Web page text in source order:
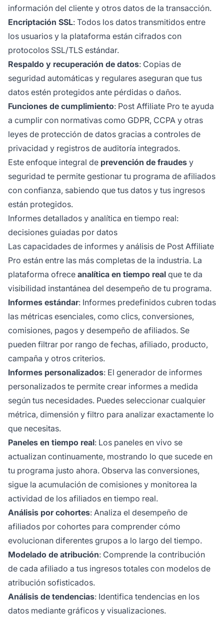
información del cliente y otros datos de la transacción.
Encriptación SSL: Todos los datos transmitidos entre
los usuarios y la plataforma están cifrados con
protocolos SSL/TLS estándar.
Respaldo y recuperación de datos: Copias de
seguridad automáticas y regulares aseguran que tus
datos estén protegidos ante pérdidas o daños.
Funciones de cumplimiento: Post Affiliate Pro te ayuda
a cumplir con normativas como GDPR, CCPA y otras
leyes de protección de datos gracias a controles de
privacidad y registros de auditoría integrados.
Este enfoque integral de prevención de fraudes y
seguridad te permite gestionar tu programa de afiliados
con confianza, sabiendo que tus datos y tus ingresos
están protegidos.
Informes detallados y analítica en tiempo real:
decisiones guiadas por datos
Las capacidades de informes y análisis de Post Affiliate
Pro están entre las más completas de la industria. La
plataforma ofrece analítica en tiempo real que te da
visibilidad instantánea del desempeño de tu programa.
Informes estándar: Informes predefinidos cubren todas
las métricas esenciales, como clics, conversiones,
comisiones, pagos y desempeño de afiliados. Se
pueden filtrar por rango de fechas, afiliado, producto,
campaña y otros criterios.
Informes personalizados: El generador de informes
personalizados te permite crear informes a medida
según tus necesidades. Puedes seleccionar cualquier
métrica, dimensión y filtro para analizar exactamente lo
que necesitas.
Paneles en tiempo real: Los paneles en vivo se
actualizan continuamente, mostrando lo que sucede en
tu programa justo ahora. Observa las conversiones,
sigue la acumulación de comisiones y monitorea la
actividad de los afiliados en tiempo real.
Análisis por cohortes: Analiza el desempeño de
afiliados por cohortes para comprender cómo
evolucionan diferentes grupos a lo largo del tiempo.
Modelado de atribución: Comprende la contribución
de cada afiliado a tus ingresos totales con modelos de
atribución sofisticados.
Análisis de tendencias: Identifica tendencias en los
datos mediante gráficos y visualizaciones.